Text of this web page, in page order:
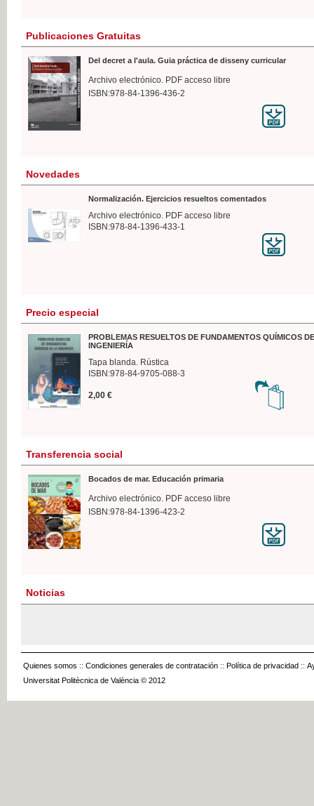
Publicaciones Gratuitas
Del decret a l'aula. Guia práctica de disseny curricular
Archivo electrónico. PDF acceso libre
ISBN:978-84-1396-436-2
Novedades
Normalización. Ejercicios resueltos comentados
Archivo electrónico. PDF acceso libre
ISBN:978-84-1396-433-1
Precio especial
PROBLEMAS RESUELTOS DE FUNDAMENTOS QUÍMICOS
INGENIERÍA
Tapa blanda. Rústica
ISBN:978-84-9705-088-3
2,00 €
Transferencia social
Bocados de mar. Educación primaria
Archivo electrónico. PDF acceso libre
ISBN:978-84-1396-423-2
Noticias
Quienes somos :: Condiciones generales de contratación :: Política de privacidad ::
Universitat Politècnica de València © 2012